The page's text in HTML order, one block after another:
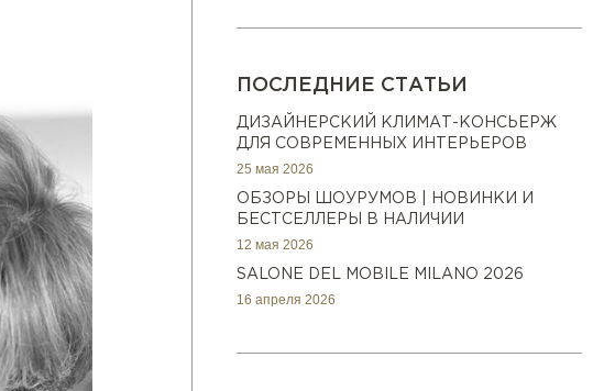
ПОСЛЕДНИЕ СТАТЬИ
ДИЗАЙНЕРСКИЙ КЛИМАТ-КОНСЬЕРЖ
ДЛЯ СОВРЕМЕННЫХ ИНТЕРЬЕРОВ
25 мая 2026
ОБЗОРЫ ШОУРУМОВ | НОВИНКИ И
БЕСТСЕЛЛЕРЫ В НАЛИЧИИ
12 мая 2026
SALONE DEL MOBILE MILANO 2026
16 апреля 2026